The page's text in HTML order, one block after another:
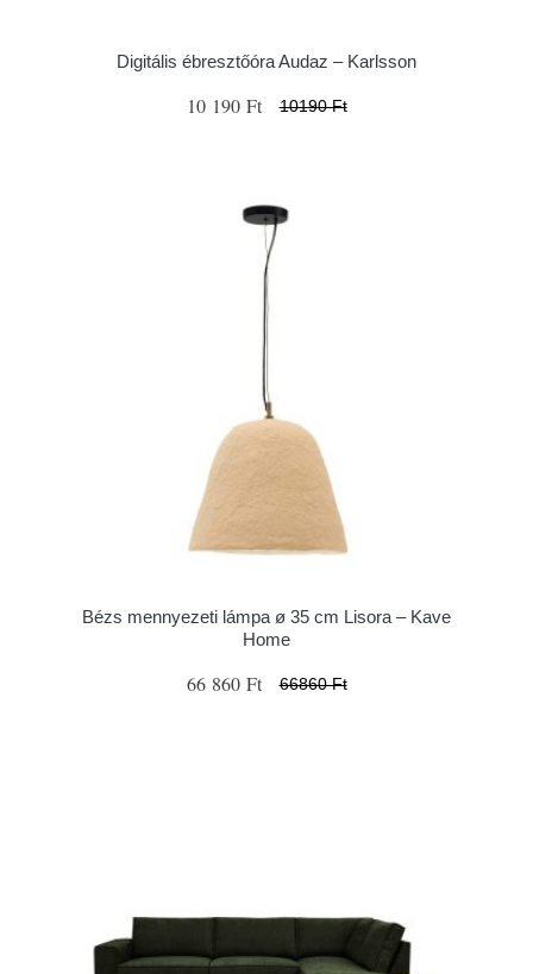
Digitális ébresztőóra Audaz – Karlsson
10 190 Ft 10190 Ft
Bézs mennyezeti lámpa ø 35 cm Lisora – Kave
Home
66 860 Ft 66860 Ft